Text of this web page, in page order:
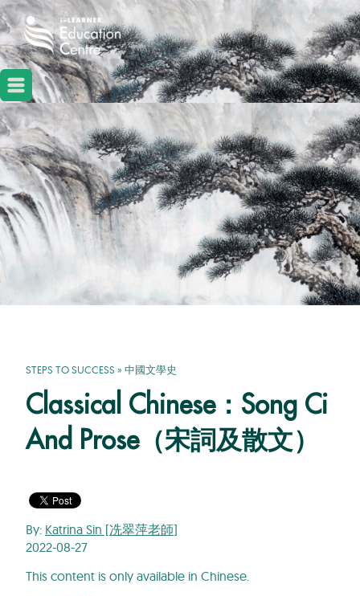
STEPS TO SUCCESS » 中國文學史
Classical Chinese：Song Ci
And Prose（宋詞及散文）
By: Katrina Sin [冼翠萍老師]
2022-08-27
This content is only available in Chinese.